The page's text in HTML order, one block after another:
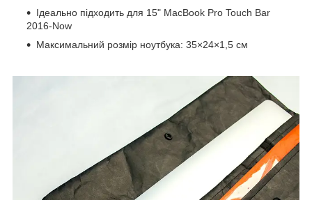
Ідеально підходить для 15" MacBook Pro Touch Bar
2016-Now
Максимальний розмір ноутбука: 35×24×1,5 см